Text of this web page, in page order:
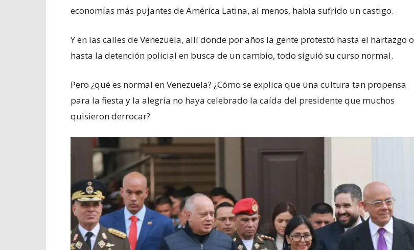
economías más pujantes de América Latina, al menos, había sufrido un castigo.
Y en las calles de Venezuela, allí donde por años la gente protestó hasta el hartazgo o
hasta la detención policial en busca de un cambio, todo siguió su curso normal.
Pero ¿qué es normal en Venezuela? ¿Cómo se explica que una cultura tan propensa
para la fiesta y la alegría no haya celebrado la caída del presidente que muchos
quisieron derrocar?